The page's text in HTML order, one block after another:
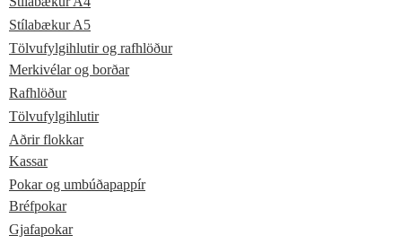
Stílabækur A5
Tölvufylgihlutir og rafhlöður
Merkivélar og borðar
Rafhlöður
Tölvufylgihlutir
Aðrir flokkar
Kassar
Pokar og umbúðapappír
Bréfpokar
Gjafapokar